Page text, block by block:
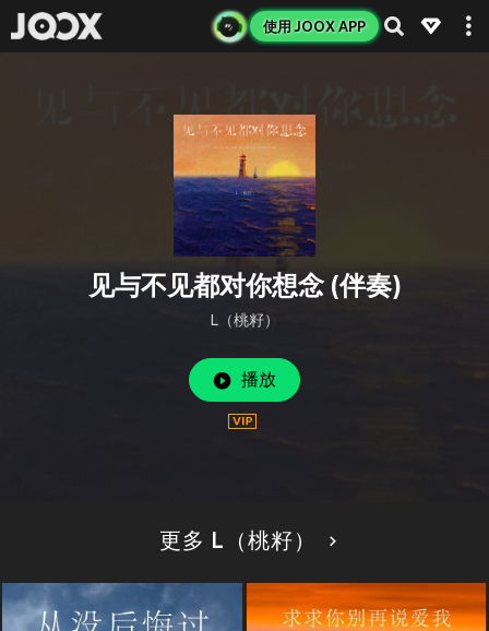
使用 JOOX APP
见与不见都对你想念 (伴奏)
L（桃籽）
播放
更多 L（桃籽）